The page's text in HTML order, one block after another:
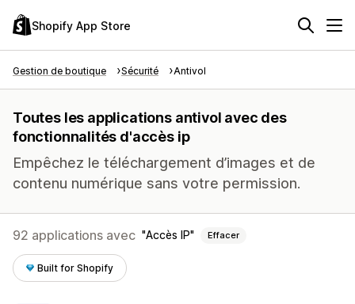
Shopify App Store
Gestion de boutique Sécurité Antivol
Toutes les applications antivol avec des
fonctionnalités d'accès ip
Empêchez le téléchargement d’images et de
contenu numérique sans votre permission.
92 applications avec Accès IP Effacer
Built for Shopify